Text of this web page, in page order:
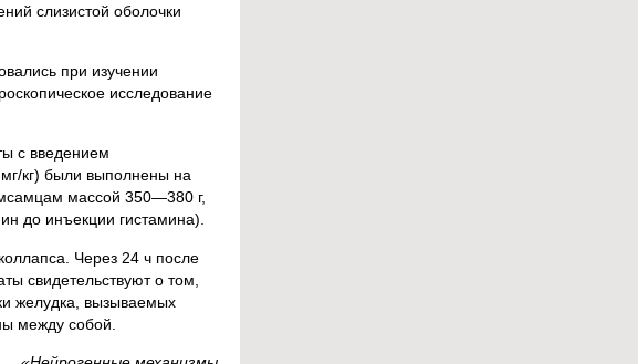
слизистой оболочки
при изучении
исследование
с введением
кг) были выполнены на
массой 350—380 г,
до инъекции гистамина).
Через 24 ч после
свидетельствуют о том,
желудка, вызываемых
между собой.